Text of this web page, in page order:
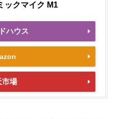
ックマイク M1
ハウス
市場